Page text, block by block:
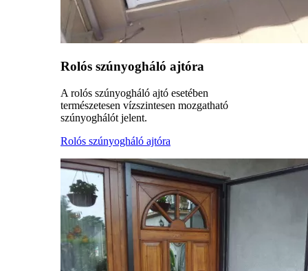
Rolós szúnyogháló ajtóra
A rolós szúnyogháló ajtó esetében
természetesen vízszintesen mozgatható
szúnyoghálót jelent.
Rolós szúnyogháló ajtóra